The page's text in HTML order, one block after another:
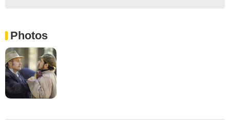
Photos